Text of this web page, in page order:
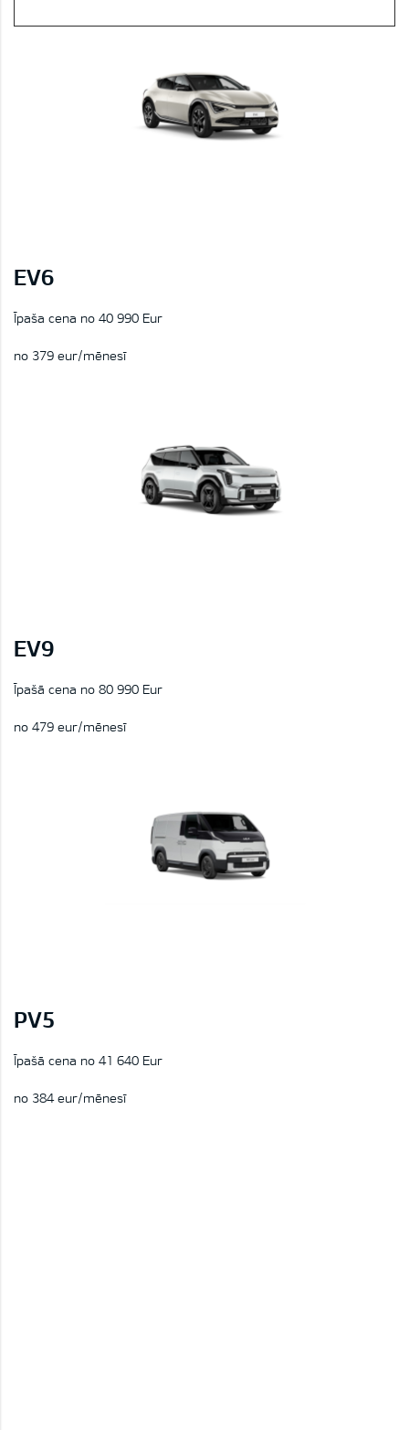
EV6
Īpaša cena no 40 990 Eur
no 379 eur/mēnesī
EV9
Īpašā cena no 80 990 Eur
no 479 eur/mēnesī
PV5
Īpašā cena no 41 640 Eur
no 384 eur/mēnesī